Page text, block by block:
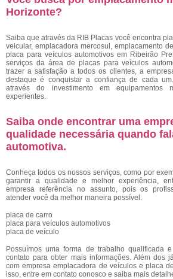
Horizonte?
Saiba que através da RIB Placas você encontra
veicular, emplacadora mercosul, emplacamento
placa para veículos automotivos em Ribeirão
serviços da área de placas para veículos
trazer a satisfação a todos os clientes, a
destaque é conquistar a confiança de cada
através do investimento em equipamentos
experientes.
Saiba onde encontrar uma
qualidade necessária quando
automotiva.
Conheça todos os nossos serviços, como por
garantir a qualidade e melhor experiência,
empresa referência no assunto, pois os
atender você da melhor maneira possível.
placa de carro
placa para veículos automotivos
placa de veículo
Possuímos uma forma de trabalho qualificada
contato para obter mais informações. Além dos
com empresa emplacadora de veículos e placa
isso, entre em contato conosco e saiba mais